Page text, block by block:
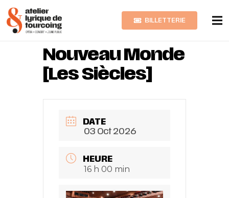
BILLETTERIE
DVOŘÁK
Nouveau Monde
[Les Siècles]
DATE
03 Oct 2026
HEURE
16 h 00 min